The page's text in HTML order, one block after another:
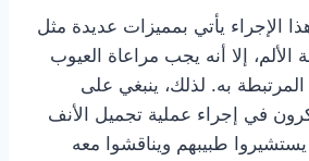
الإجراء يأتي بمميزات عديدة مثل
إلا أنه يجب مراعاة العيوب
المرتبطة به. لذلك، ينبغي على
في إجراء عملية تجميل الأنف
يستشيروا طبيبهم ويناقشوا معه